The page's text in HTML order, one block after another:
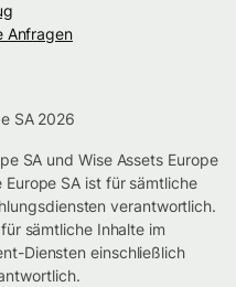
Anfragen
SA 2026
SA und Wise Assets Europe
SA ist für sämtliche
verantwortlich.
sämtliche Inhalte im
Diensten einschließlich